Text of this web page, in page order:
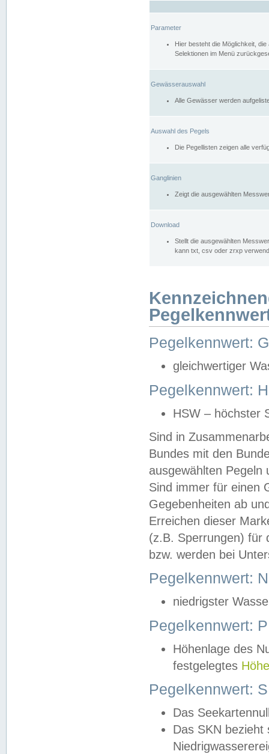
Parameter
Hier besteht die Möglichkeit,
Selektionen im Menü
Gewässerauswahl
Alle Gewässer werden
Auswahl des Pegels
Die Pegellisten zeigen alle
Ganglinien
Zeigt die ausgewählten
Download
Stellt die ausgewählten
kann txt, csv oder zrxp
Pegelkennwert:
gleichwertiger
Pegelkennwert:
HSW – höchster
Sind in
Bundes mit den
ausgewählten
Sind immer für einen
Gegebenheiten ab
Erreichen dieser
(z.B. Sperrungen) für
bzw. werden bei
Pegelkennwert:
niedrigster
Pegelkennwert:
Höhenlage des
festgelegtes
Pegelkennwert:
Das
Das SKN